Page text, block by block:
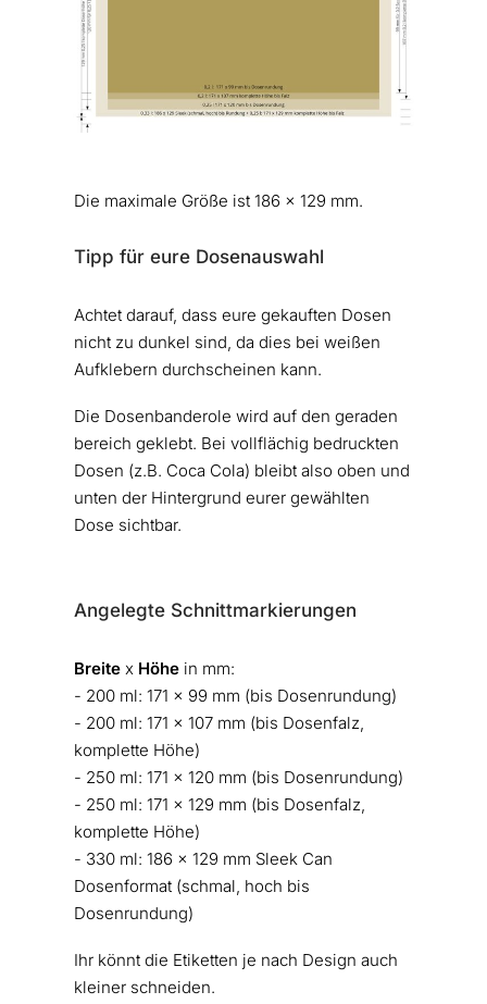
Die maximale Größe ist 186 x 129 mm.
Tipp für eure Dosenauswahl
Achtet darauf, dass eure gekauften Dosen
nicht zu dunkel sind, da dies bei weißen
Aufklebern durchscheinen kann.
Die Dosenbanderole wird auf den geraden
bereich geklebt. Bei vollflächig bedruckten
Dosen (z.B. Coca Cola) bleibt also oben und
unten der Hintergrund eurer gewählten
Dose sichtbar.
Angelegte Schnittmarkierungen
Breitex Höhe in mm:
- 200 ml: 171 x 99 mm (bis Dosenrundung)
- 200 ml: 171 x 107 mm (bis Dosenfalz,
komplette Höhe)
- 250 ml: 171 x 120 mm (bis Dosenrundung)
- 250 ml: 171 x 129 mm (bis Dosenfalz,
komplette Höhe)
- 330 ml: 186 x 129 mm Sleek Can
Dosenformat (schmal, hoch bis
Dosenrundung)
Ihr könnt die Etiketten je nach Design auch
kleiner schneiden.